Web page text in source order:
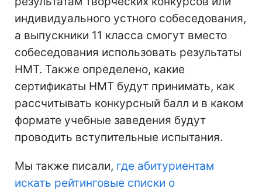
индивидуального устного собеседования,
а выпускники 11 класса смогут вместо
собеседования использовать результаты
НМТ. Также определено, какие
сертификаты НМТ будут принимать, как
рассчитывать конкурсный балл и в каком
формате учебные заведения будут
проводить вступительные испытания.
Мы также писали, где абитуриентам
искать рейтинговые списки о